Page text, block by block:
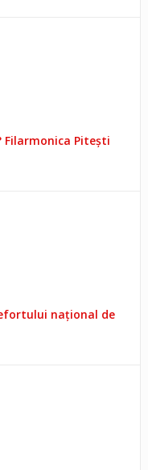
Filarmonica Pitești
național de